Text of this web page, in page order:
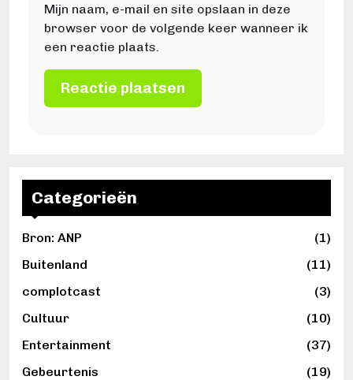
Categorieën
Bron: ANP
(1)
Buitenland
(11)
complotcast
(3)
Cultuur
(10)
Entertainment
(37)
Gebeurtenis
(19)
Mijn naam, e-mail en site opslaan in deze
browser voor de volgende keer wanneer ik
een reactie plaats.